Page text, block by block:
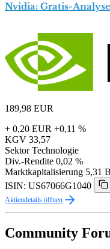
Nvidia: Gratis-
189,98 EUR
+ 0,20 EUR +0,11 %
KGV 33,57
Sektor Technologie
Div.-Rendite 0,02 %
Marktkapitalisierung 5,31
ISIN: US67066G1040
Aktiendetails öffnen
Community